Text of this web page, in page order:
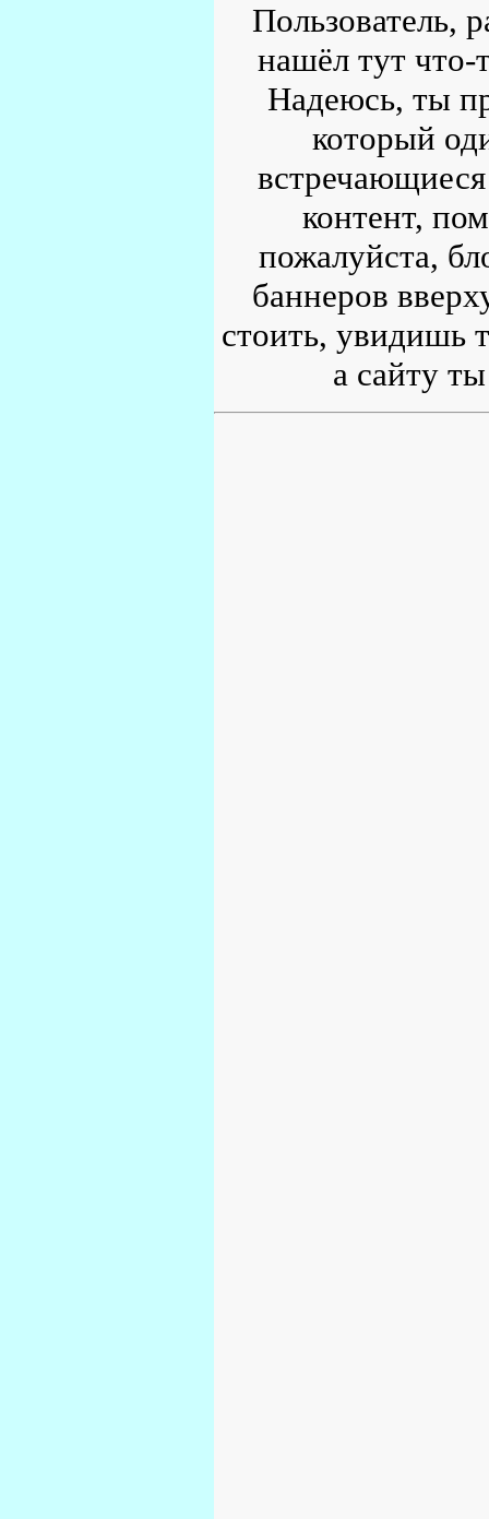
Пользователь,
нашёл тут что-
Надеюсь, ты
который
контент,
пожалуйста,
баннеров
стоить, увидишь
а сайту